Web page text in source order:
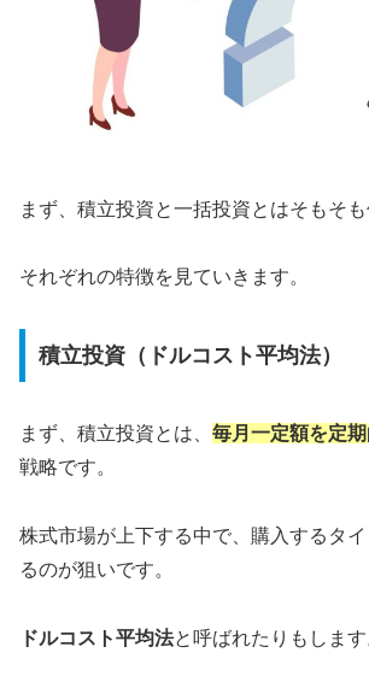
まず、積立投資と一括投資とはそもそ
それぞれの特徴を見ていきます。
積立投資（ドルコスト平均法）
まず、積立投資とは、 毎月一定額を定
戦略です。
株式市場が上下する中で、購入するタ
るのが狙いです。
ドルコスト平均法と呼ばれたりもします